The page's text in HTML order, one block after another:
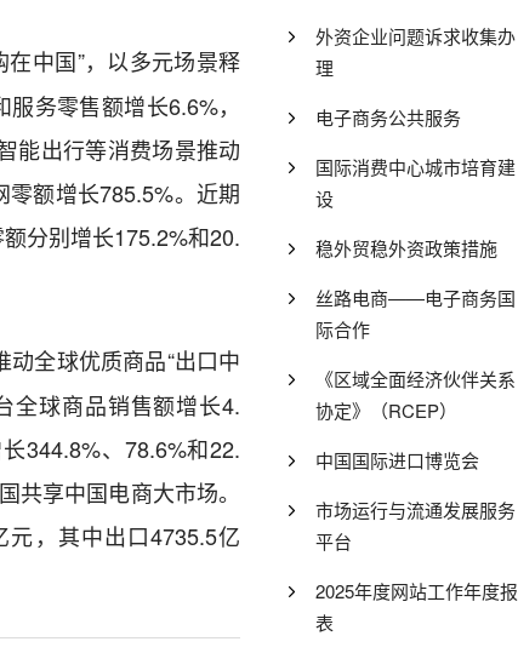
中国”，以多元场景释
务零售额增长6.6%，
能出行等消费场景推动
额增长785.5%。近期
分别增长175.2%和20.
动全球优质商品“出口中
全球商品销售额增长4.
344.8%、78.6%和22.
共享中国电商大市场。
，其中出口4735.5亿
外资企业问题诉求收集办
理
电子商务公共服务
国际消费中心城市培育建
设
稳外贸稳外资政策措施
丝路电商——电子商务国
际合作
《区域全面经济伙伴关系
协定》（RCEP）
中国国际进口博览会
市场运行与流通发展服务
平台
2025年度网站工作年度报
表